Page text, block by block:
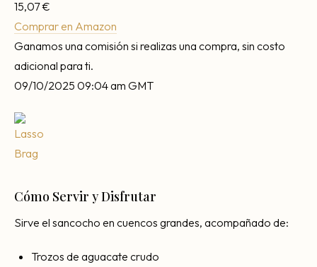
15,07 €
Comprar en Amazon
Ganamos una comisión si realizas una compra, sin costo
adicional para ti.
09/10/2025 09:04 am GMT
Cómo Servir y Disfrutar
Sirve el sancocho en cuencos grandes, acompañado de:
Trozos de aguacate crudo